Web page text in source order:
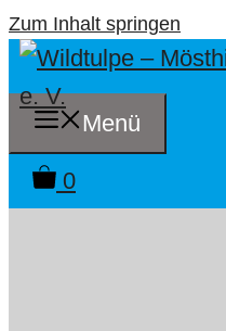
Zum Inhalt springen
Menü
0